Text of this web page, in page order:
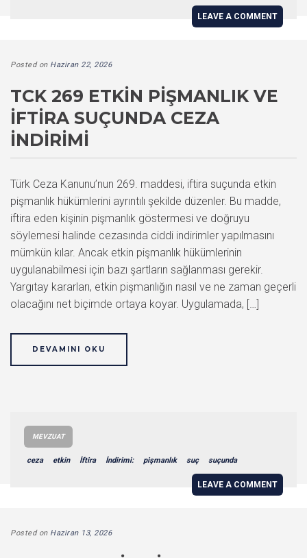
LEAVE A COMMENT
Posted on Haziran 22, 2026
TCK 269 ETKIN PIŞMANLIK VE
İFTIRA SUÇUNDA CEZA
İNDIRIMI
Türk Ceza Kanunu’nun 269. maddesi, iftira suçunda etkin
pişmanlık hükümlerini ayrıntılı şekilde düzenler. Bu madde,
iftira eden kişinin pişmanlık göstermesi ve doğruyu
söylemesi halinde cezasında ciddi indirimler yapılmasını
mümkün kılar. Ancak etkin pişmanlık hükümlerinin
uygulanabilmesi için bazı şartların sağlanması gerekir.
Yargıtay kararları, etkin pişmanlığın nasıl ve ne zaman geçerli
olacağını net biçimde ortaya koyar. Uygulamada, […]
DEVAMINI OKU
MEVZUAT
ceza etkin İftira İndirimi: pişmanlık suç suçunda
LEAVE A COMMENT
Posted on Haziran 13, 2026